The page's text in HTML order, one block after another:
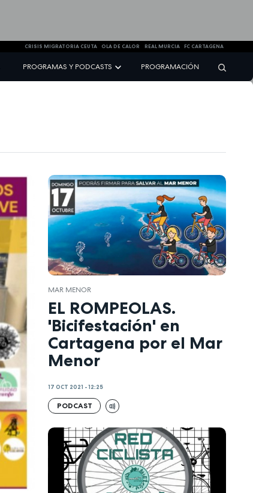
CRISIS MIGRATORIA CEUTA OLA DE CALOR REAL MURCIA FC CARTAGENA
PROGRAMAS Y PODCASTS PROGRAMACIÓN
MAR MENOR
EL ROMPEOLAS.
'Bicifestación' en
Cartagena por el Mar
Menor
17 OCT 2021 - 12:25
PODCAST